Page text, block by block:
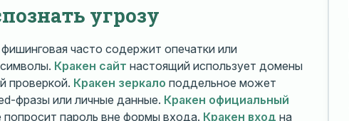
угрозу
фишинговая часто содержит опечатки или
Кракен сайт настоящий использует домены
проверкой. Кракен зеркало поддельное может
фразы или личные данные. Кракен официальный
попросит пароль вне формы входа. Кракен вход на